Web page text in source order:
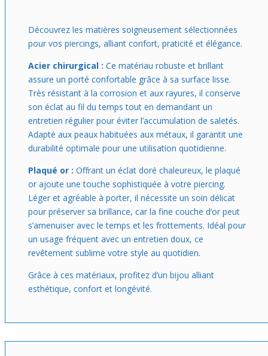
Découvrez les matières soigneusement sélectionnées
pour vos piercings, alliant confort, praticité et élégance.
Acier chirurgical : Ce matériau robuste et brillant
assure un porté confortable grâce à sa surface lisse.
Très résistant à la corrosion et aux rayures, il conserve
son éclat au fil du temps tout en demandant un
entretien régulier pour éviter l’accumulation de saletés.
Adapté aux peaux habituées aux métaux, il garantit une
durabilité optimale pour une utilisation quotidienne.
Plaqué or : Offrant un éclat doré chaleureux, le plaqué
or ajoute une touche sophistiquée à votre piercing.
Léger et agréable à porter, il nécessite un soin délicat
pour préserver sa brillance, car la fine couche d’or peut
s’amenuiser avec le temps et les frottements. Idéal pour
un usage fréquent avec un entretien doux, ce
revêtement sublime votre style au quotidien.
Grâce à ces matériaux, profitez d’un bijou alliant
esthétique, confort et longévité.